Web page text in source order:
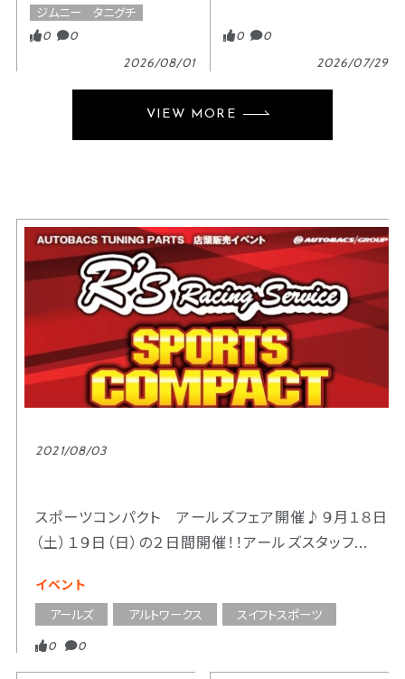
2026/08/01
ジムニー タニグチ
0 0
2026/07/29
0 0
VIEW MORE
2021/08/03
スポーツコンパクト アールズフェア開催♪９月１８日
（土）１９日（日）の２日間開催！！アールズスタッフ...
イベント
アールズ
アルトワークス スイフトスポーツ
0 0